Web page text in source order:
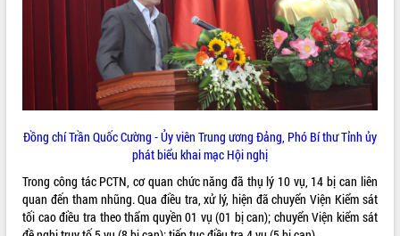
Khám bệnh, cấp phát thuốc miễn phí
và tặng quà người dân xã Cư Pui
Hội nghị UBND tỉnh Đắk Lắk thường kỳ
Lễ truy tặng danh hiệu “Bà Mẹ Việt
Nam Anh hùng” và trao Huân chương
UBND tỉnh Đắk Lắk triển khai nhiệm
Kỳ họp thứ Hai, Hội đồng nhân dân
tỉnh khóa XI quyết nghị nhiều nội dung
quan trọng
ALBUM ẢNH
Đồng chí Trần Quốc Cường - Ủy viên Trung ương Đảng, Phó Bí thư Tỉnh ủy
phát biểu khai mạc Hội nghị
Trong công tác PCTN, cơ quan chức năng đã thụ lý 10 vụ, 14 bị can liên
quan đến tham nhũng. Qua điều tra, xử lý, hiện đã chuyển Viện Kiểm sát
tối cao điều tra theo thẩm quyền 01 vụ (01 bị can); chuyển Viện kiểm sát